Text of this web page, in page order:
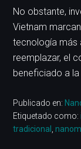
No obstante,
Vietnam
tecnología más
reemplazar, el
beneficiado a
Publicado en:
Etiquetado como:
tradicional
,